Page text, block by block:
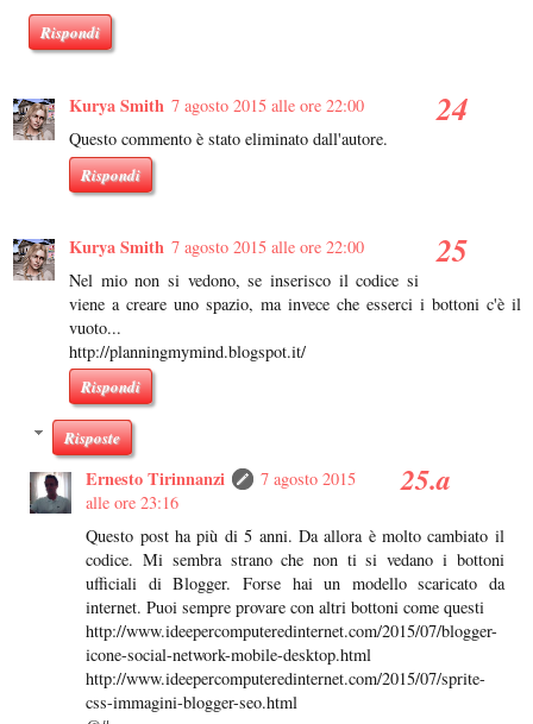
Rispondi
Kurya Smith 7 agosto 2015 alle ore 22:00
Questo commento è stato eliminato dall'autore.
Rispondi
Kurya Smith 7 agosto 2015 alle ore 22:00
Nel mio non si vedono, se inserisco il codice si
viene a creare uno spazio, ma invece che esserci i bottoni c'è il
vuoto...
http://planningmymind.blogspot.it/
Rispondi
Risposte
Ernesto Tirinnanzi
7 agosto 2015
alle ore 23:16
Questo post ha più di 5 anni. Da allora è molto cambiato il
codice. Mi sembra strano che non ti si vedano i bottoni
ufficiali di Blogger. Forse hai un modello scaricato da
internet. Puoi sempre provare con altri bottoni come questi
http://www.ideepercomputeredinternet.com/2015/07/blogger-
icone-social-network-mobile-desktop.html
http://www.ideepercomputeredinternet.com/2015/07/sprite-
css-immagini-blogger-seo.html